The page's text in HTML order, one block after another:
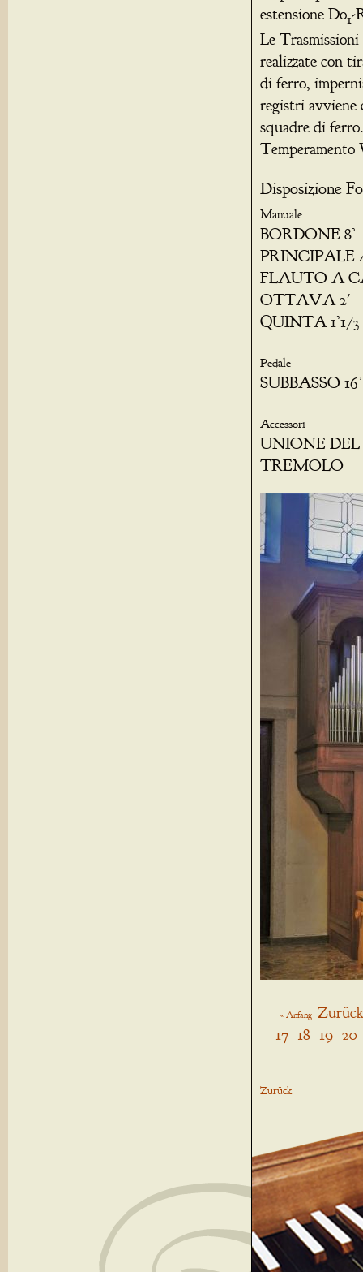
estensione Do1-
Le
realizzate con
di ferro,
registri avviene
squadre di ferro.
Disposizione
Manuale
BORDONE 8’
PRINCIPALE
FLAUTO A
OTTAVA 2'
QUINTA 1’1/3
Pedale
SUBBASSO 16’
Accessori
UNIONE
TREMOLO
« Anfang Zurück
17 18 19 20
Zurück